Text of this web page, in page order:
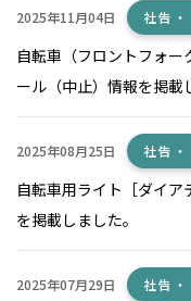
2025年11月04日 社告
自転車（フロントフォ
ール（中止）情報を掲載
2025年08月25日 社告
自転車用ライト［ダイ
を掲載しました。
2025年07月29日 社告